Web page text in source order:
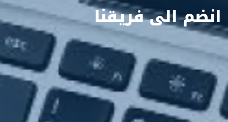
انضم الى فريقنا